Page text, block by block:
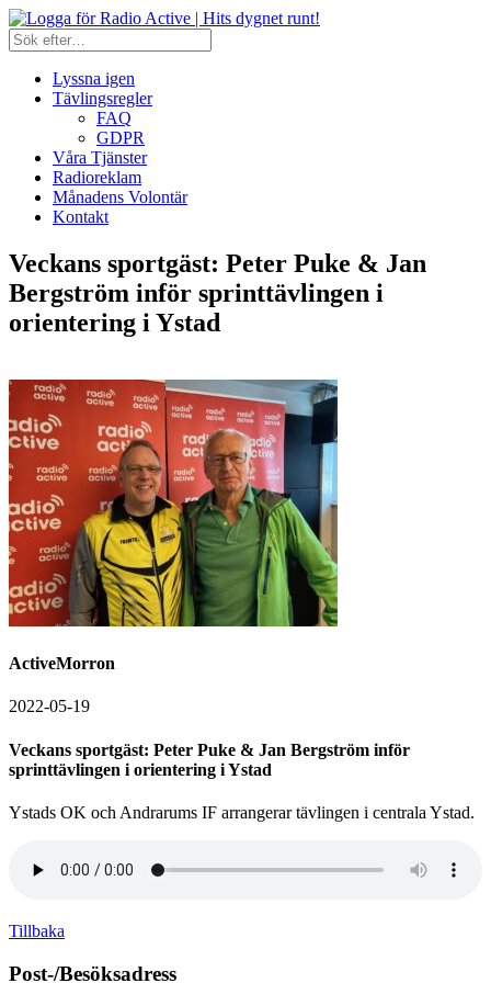
Lyssna igen
Tävlingsregler
FAQ
GDPR
Våra Tjänster
Radioreklam
Månadens Volontär
Kontakt
Veckans sportgäst: Peter Puke & Jan
Bergström inför sprinttävlingen i
orientering i Ystad
ActiveMorron
2022-05-19
Veckans sportgäst: Peter Puke & Jan Bergström inför
sprinttävlingen i orientering i Ystad
Ystads OK och Andrarums IF arrangerar tävlingen i centrala Ystad.
Tillbaka
Post-/Besöksadress